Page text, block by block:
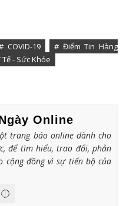
COVID-19
# Điểm Tin Hàng
Tế - Sức Khỏe
Online
trang báo online dành cho
để tìm hiểu, trao đổi, phản
cộng đồng vì sự tiến bộ của